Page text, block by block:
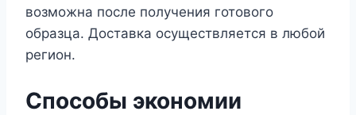
возможна после получения готового
образца. Доставка осуществляется в любой
регион.
Способы экономии